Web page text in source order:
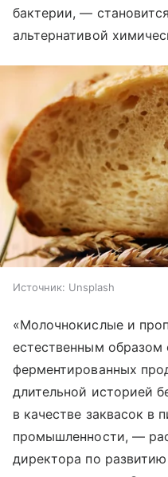
бактерии, —
альтернативой
Источник: Unsplash
«Молочнокислые и
естественным
ферментированных
длительной историей
в качестве заквасок в
промышленности, —
директора по